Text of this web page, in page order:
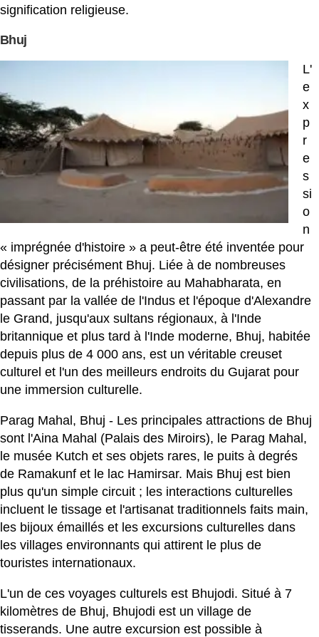
signification religieuse.
Bhuj
L'
e
x
p
r
e
s
si
o
n
« imprégnée d'histoire » a peut-être été inventée pour
désigner précisément Bhuj. Liée à de nombreuses
civilisations, de la préhistoire au Mahabharata, en
passant par la vallée de l'Indus et l'époque d'Alexandre
le Grand, jusqu'aux sultans régionaux, à l'Inde
britannique et plus tard à l'Inde moderne, Bhuj, habitée
depuis plus de 4 000 ans, est un véritable creuset
culturel et l'un des meilleurs endroits du Gujarat pour
une immersion culturelle.
Parag Mahal, Bhuj - Les principales attractions de Bhuj
sont l'Aina Mahal (Palais des Miroirs), le Parag Mahal,
le musée Kutch et ses objets rares, le puits à degrés
de Ramakunf et le lac Hamirsar. Mais Bhuj est bien
plus qu'un simple circuit ; les interactions culturelles
incluent le tissage et l'artisanat traditionnels faits main,
les bijoux émaillés et les excursions culturelles dans
les villages environnants qui attirent le plus de
touristes internationaux.
L'un de ces voyages culturels est Bhujodi. Situé à 7
kilomètres de Bhuj, Bhujodi est un village de
tisserands. Une autre excursion est possible à